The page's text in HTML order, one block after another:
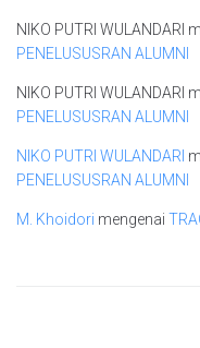
NIKO PUTRI WULANDARI
PENELUSUSRAN ALUMNI
NIKO PUTRI WULANDARI
PENELUSUSRAN ALUMNI
NIKO PUTRI WULANDARI
PENELUSUSRAN ALUMNI
M. Khoidori mengenai